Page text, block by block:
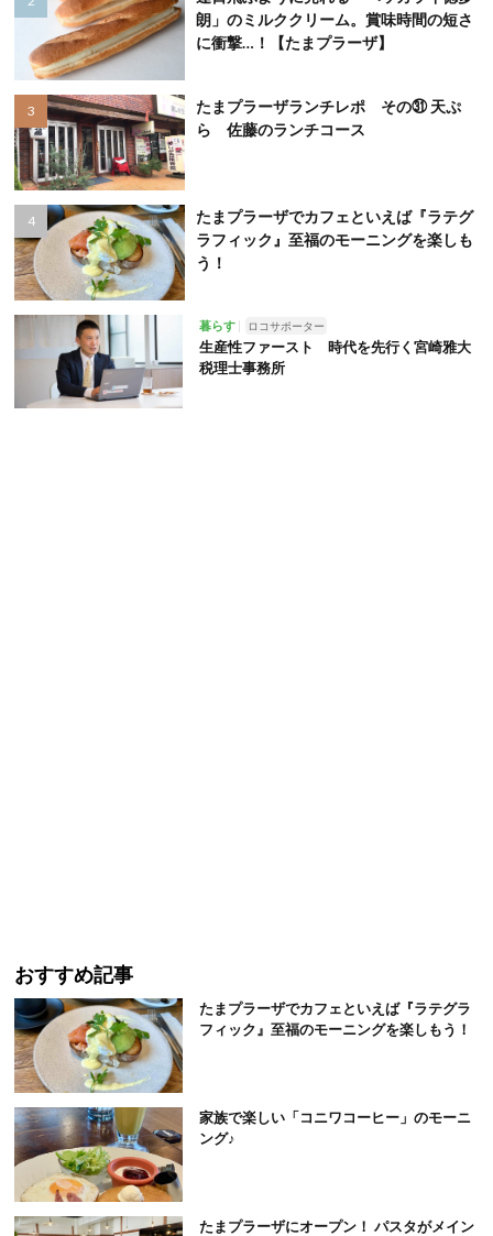
朗」のミルククリーム。賞味時間の短さ
に衝撃…！【たまプラーザ】
たまプラーザランチレポ その㉛ 天ぷ
ら 佐藤のランチコース
たまプラーザでカフェといえば『ラテグ
ラフィック』至福のモーニングを楽しも
う！
暮らす ロコサポーター
生産性ファースト 時代を先行く宮崎雅大
税理士事務所
おすすめ記事
たまプラーザでカフェといえば『ラテグラ
フィック』至福のモーニングを楽しもう！
家族で楽しい「コニワコーヒー」のモーニ
ング♪
たまプラーザにオープン！ パスタがメイン